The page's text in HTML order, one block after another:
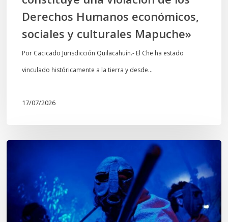
económicos,
sociales
culturales
Mapuche»
Derechos Humanos económicos,
sociales y culturales Mapuche»
Por Cacicado Jurisdicción Quilacahuín.- El Che ha estado
vinculado históricamente a la tierra y desde…
17/07/2026
tiempos
Wiñoy